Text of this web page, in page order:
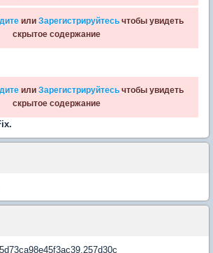
или Зарегистрируйтесь чтобы увидеть
скрытое содержание
или Зарегистрируйтесь чтобы увидеть
скрытое содержание